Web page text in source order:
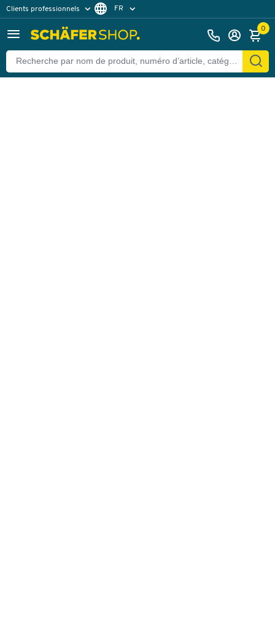
Clients professionnels
Clients particuliers
FR
0
Retour